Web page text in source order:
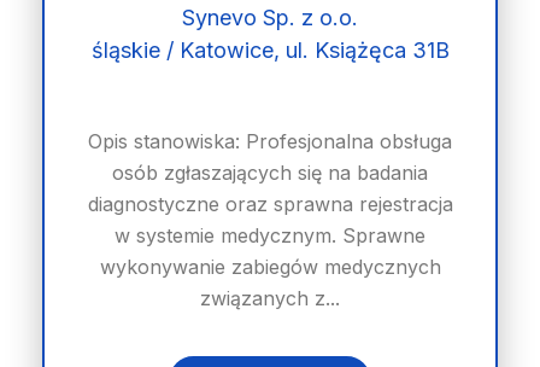
Synevo Sp. z o.o.
śląskie / Katowice, ul. Książęca 31B​
Opis stanowiska: Profesjonalna obsługa
osób zgłaszających się na badania
diagnostyczne oraz sprawna rejestracja
w systemie medycznym. Sprawne
wykonywanie zabiegów medycznych
związanych z...